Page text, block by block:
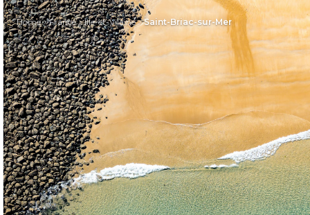
Home France Ille-et-Vilaine Saint-Briac-sur-Mer